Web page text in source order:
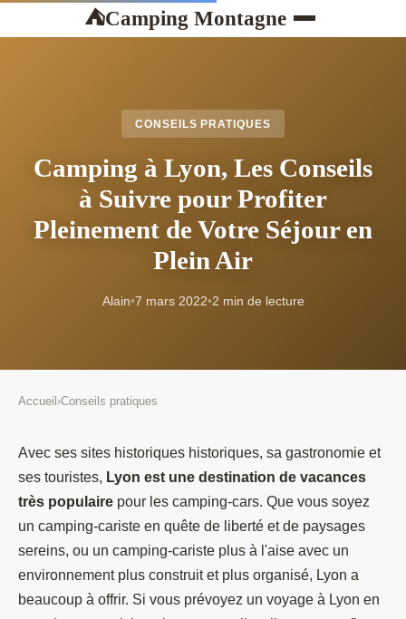
⛺Camping Montagne
CONSEILS PRATIQUES
Camping à Lyon, Les Conseils
à Suivre pour Profiter
Pleinement de Votre Séjour en
Plein Air
Alain•7 mars 2022•2 min de lecture
Accueil ›Conseils pratiques
Avec ses sites historiques historiques, sa gastronomie et
ses touristes, Lyon est une destination de vacances
très populaire pour les camping-cars. Que vous soyez
un camping-cariste en quête de liberté et de paysages
sereins, ou un camping-cariste plus à l'aise avec un
environnement plus construit et plus organisé, Lyon a
beaucoup à offrir. Si vous prévoyez un voyage à Lyon en